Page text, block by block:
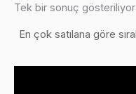
Tek bir sonuç gösteriliyor